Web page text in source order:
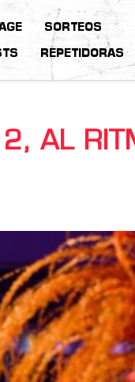
SORTEOS
REPETIDORAS
2, AL